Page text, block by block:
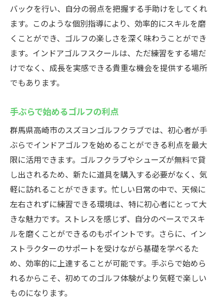
シーズン問わず通える魅力
様々なレベルに対応したプログラム
インドアゴルフの活用法とその効果
インドアゴルフスクールでゴルフを楽しむ初心
者でも安心のスズヨンゴルフクラブ
楽しみながら学ぶゴルフの基本
初めての方でも楽しく参加できる環境
スズヨンゴルフクラブのユニークなコミュ
ニティ
インドアならではの学びのメリット
初心者向けの特別プログラム紹介
バックを行い、自分の弱点を把握する手助けをしてくれ
ます。このような個別指導により、効率的にスキルを磨
くことができ、ゴルフの楽しさを深く味わうことができ
ます。インドアゴルフスクールは、ただ練習をする場だ
けでなく、成長を実感できる貴重な機会を提供する場所
でもあります。
手ぶらで始めるゴルフの利点
群馬県高崎市のスズヨンゴルフクラブでは、初心者が手
ぶらでインドアゴルフを始めることができる利点を最大
限に活用できます。ゴルフクラブやシューズが無料で貸
し出されるため、新たに道具を購入する必要がなく、気
軽に訪れることができます。忙しい日常の中で、天候に
左右されずに練習できる環境は、特に初心者にとって大
きな魅力です。ストレスを感じず、自分のペースでスキ
ルを磨くことができるのもポイントです。さらに、イン
ストラクターのサポートを受けながら基礎を学べるた
め、効率的に上達することが可能です。手ぶらで始めら
れるからこそ、初めてのゴルフ体験がより気軽で楽しい
ものになります。